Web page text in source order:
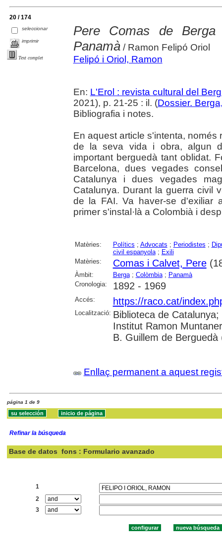
20 / 174
seleccionar
imprimir
Text complet
Pere Comas de
Panamà/ Ramon Felipó Oriol
Felipó i Oriol, Ramon
En: L'Erol : revista cultural del
2021), p. 21-25 : il. (Dossier.
Bibliografia i notes.
En aquest article s'intenta,
de la seva vida i obra, algun
important berguedà tant oblidat.
Barcelona, dues vegades
Catalunya i dues vegades
Catalunya. Durant la guerra civil
de la FAI. Va haver-se d'exiliar
primer s'instal·là a Colombià i
Matèries: Polítics ; Advocats ; Periodistes ;
civil espanyola; Exili
Matèries:
Comas i Calvet, Pere
Àmbit: Berga; Colòmbia; Panamà
Cronologia:
1892 - 1969
Accés: https://raco.cat/
Localització: Biblioteca de
Institut Ramon
B. Guillem de Berguedà
Enllaç permanent a aquest
página 1 de 9
Refinar la búsqueda
Base de datos fons : Formulario avanzado
1
2
3